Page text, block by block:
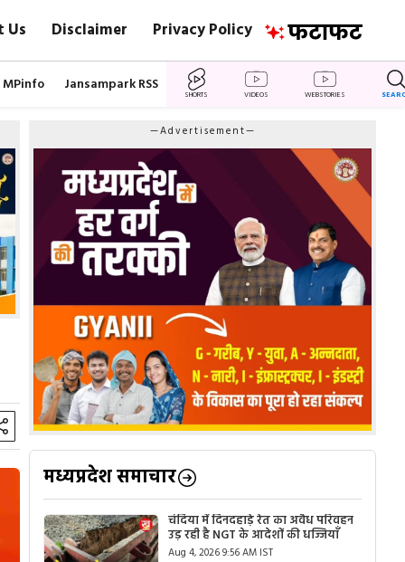
Us Disclaimer Privacy Policy
MPinfo Jansampark RSS
SHORTS VIDEOS WEBSTORIES
—Advertisement—
मध्यप्रदेश समाचार
चंदिया में दिनदहाड़े रेत का अवैध परिवहन
उड़ रही है NGT के आदेशों की धज्जियाँ
Aug 4, 2026 9:56 AM IST